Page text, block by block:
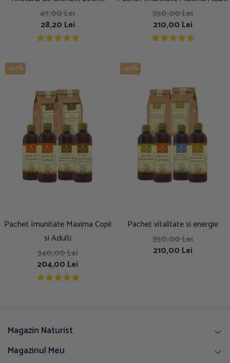
47,00 Lei
28,20 Lei
350,00 Lei
210,00 Lei
-40%
Pachet Imunitate Maxima Copii
si Adulti
340,00 Lei
204,00 Lei
-40%
Pachet vitalitate si energie
350,00 Lei
210,00 Lei
Magazin Naturist
Magazinul Meu